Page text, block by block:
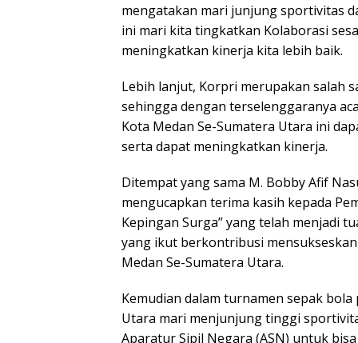
mengatakan mari junjung sportivitas
ini mari kita tingkatkan Kolaborasi
meningkatkan kinerja kita lebih baik.
Lebih lanjut, Korpri merupakan salah
sehingga dengan terselenggaranya
Kota Medan Se-Sumatera Utara ini
serta dapat meningkatkan kinerja.
Ditempat yang sama M. Bobby Afif
mengucapkan terima kasih kepada
Kepingan Surga” yang telah menjadi
yang ikut berkontribusi
Medan Se-Sumatera Utara.
Kemudian dalam turnamen sepak
Utara mari menjunjung tinggi
Aparatur Sipil Negara (ASN) untuk